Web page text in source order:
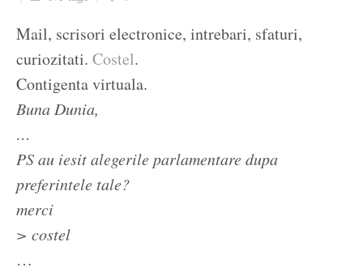
Mail, scrisori electronice, intrebari, sfaturi,
curiozitati. Costel.
Contigenta virtuala.
Buna Dunia,
…
PS au iesit alegerile parlamentare dupa
preferintele tale?
merci
> costel
…